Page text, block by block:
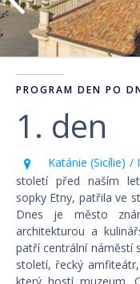
PROGRAM DEN PO
1. den
Katánie (Sicílie) /
století před naším
sopky Etny, patřila ve
Dnes je město
architekturou a
patří centrální náměstí
století, řecký